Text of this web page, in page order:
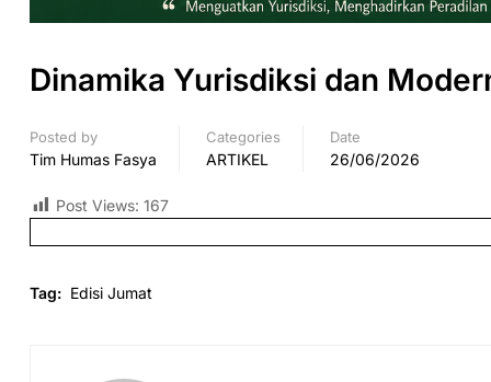
Dinamika Yurisdiksi dan
Posted by
Tim Humas Fasya
Categories
ARTIKEL
Date
26/06/2026
Post Views: 167
Tag: Edisi Jumat